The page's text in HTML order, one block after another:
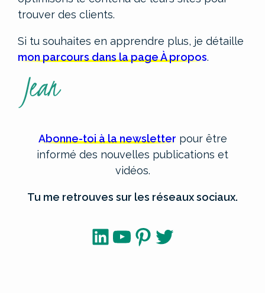
trouver des clients.
Si tu souhaites en apprendre plus, je détaille
mon parcours dans la page À propos.
Abonne-toi à la newsletter pour être
informé des nouvelles publications et
vidéos.
Tu me retrouves sur les réseaux sociaux.
LinkedIn
YouTube
Pinterest
Twitter